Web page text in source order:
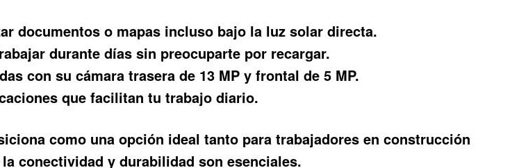
documentos o mapas incluso bajo la luz solar directa.
durante días sin preocuparte por recargar.
con su cámara trasera de 13 MP y frontal de 5 MP.
que facilitan tu trabajo diario.
como una opción ideal tanto para trabajadores en construcción
conectividad y durabilidad son esenciales.